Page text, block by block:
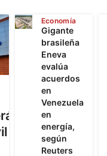
Economía
Gigante
brasileña
Eneva
evalúa
acuerdos
en
Venezuela
en
energía,
según
Reuters